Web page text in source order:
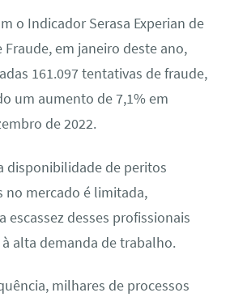
o Indicador Serasa Experian de
Fraude, em janeiro deste ano,
161.097 tentativas de fraude,
um aumento de 7,1% em
de 2022.
disponibilidade de peritos
no mercado é limitada,
escassez desses profissionais
alta demanda de trabalho.
milhares de processos